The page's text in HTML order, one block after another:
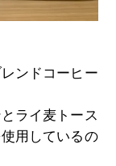
ンドコーヒー
ライ麦トース
用しているの